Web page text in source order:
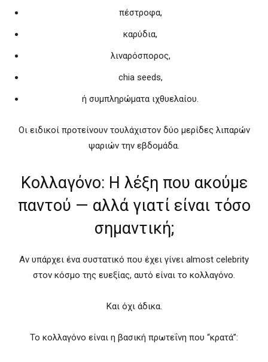
πέστροφα,
καρύδια,
λιναρόσπορος,
chia seeds,
ή συμπληρώματα ιχθυελαίου.
Οι ειδικοί προτείνουν τουλάχιστον δύο μερίδες λιπαρών
ψαριών την εβδομάδα.
Κολλαγόνο: Η λέξη που ακούμε
παντού — αλλά γιατί είναι τόσο
σημαντική;
Αν υπάρχει ένα συστατικό που έχει γίνει almost celebrity
στον κόσμο της ευεξίας, αυτό είναι το κολλαγόνο.
Και όχι άδικα.
Το κολλαγόνο είναι η βασική πρωτεΐνη που “κρατά”: